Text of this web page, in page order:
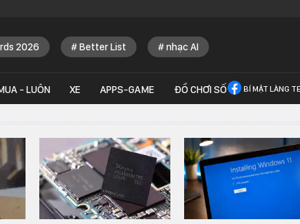
2026 Better List nhạc AI
- LUÔN XE APPS-GAME ĐỒ CHƠI SỐ BÍ MẬT LÀNG